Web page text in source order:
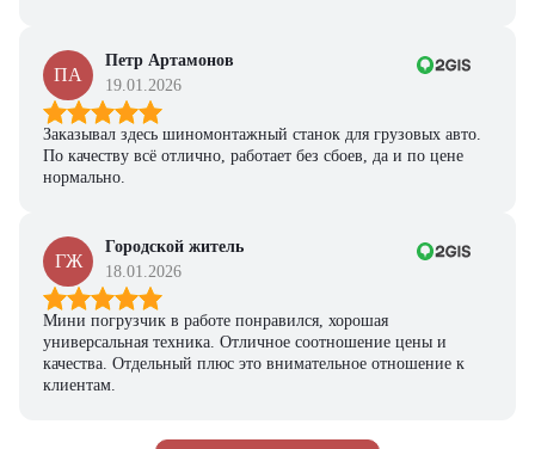
ПА
Петр Артамонов
19.01.2026
Заказывал здесь шиномонтажный станок для грузовых авто.
По качеству всё отлично, работает без сбоев, да и по цене
нормально.
ГЖ
Городской житель
18.01.2026
Мини погрузчик в работе понравился, хорошая
универсальная техника. Отличное соотношение цены и
качества. Отдельный плюс это внимательное отношение к
клиентам.